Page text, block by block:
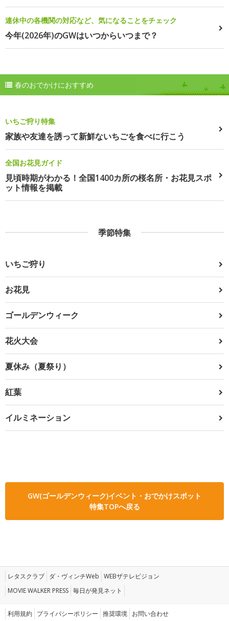
連休中の各機関の対応など、気になることをチェック
今年(2026年)のGWはいつからいつまで？
春のおでかけにおすすめ
いちご狩り特集
家族や友達を誘って新鮮ないちごを食べに行こう
全国お花見ガイド
見頃時期がわかる！全国1400カ所の桜名所・お花見スポ
ット情報を掲載
季節特集
いちご狩り
お花見
ゴールデンウィーク
花火大会
夏休み（夏祭り）
紅葉
イルミネーション
GW(ゴールデンウィーク)イベント・おでかけスポット
特集TOPへ戻る
レタスクラブ ダ・ヴィンチWeb WEBザテレビジョン
MOVIE WALKER PRESS 毎日が発見ネット
利用規約 プライバシーポリシー 推奨環境 お問い合わせ